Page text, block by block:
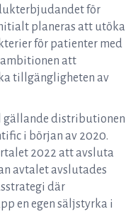
för
planeras att utöka
för patienter med
att
tillgängligheten av
gällande distributionen
i början av 2020.
2022 att avsluta
avtalet avslutades
där
en egen säljstyrka i